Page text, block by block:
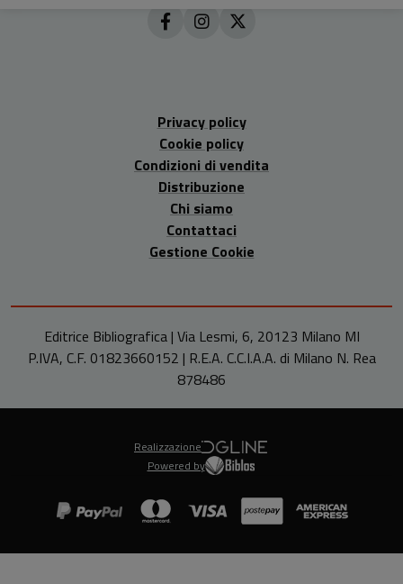
Privacy policy
Cookie policy
Condizioni di vendita
Distribuzione
Chi siamo
Contattaci
Gestione Cookie
Editrice Bibliografica | Via Lesmi, 6, 20123 Milano MI
P.IVA, C.F. 01823660152 | R.E.A. C.C.I.A.A. di Milano N. Rea
878486
Realizzazione
Powered by